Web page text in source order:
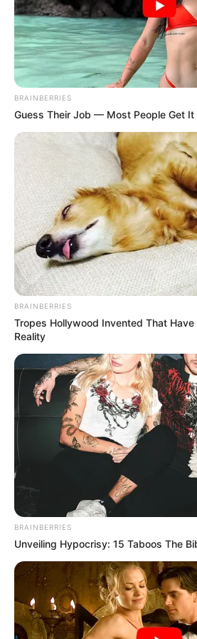
2026
Dans ITC épisode 1441 :
ses moyens et reste sans
Lionel, ambitieux, vise
prestigieux qui pourrait tout
Carla met Noé en garde et
sérieusement.
Cesar toujours avec ses parents à
Ici tout
avance
mai 2026
DansITC épisode 1442:
Cramoisan) offre à Andréa
inespérée de prendre un
nouveau professeur fait son
intrigue déjà tout le monde.
BRAINBERRIES
Guess Their Job — Most People Get It
BRAINBERRIES
Tropes Hollywood Invented That Have
Reality
BRAINBERRIES
Unveiling Hypocrisy: 15 Taboos The